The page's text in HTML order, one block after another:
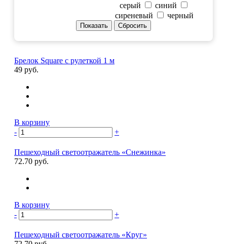
серый
синий
сиреневый
черный
Брелок Square с рулеткой 1 м
49 руб.
В корзину
-
+
Пешеходный светоотражатель «Снежинка»
72.70 руб.
В корзину
-
+
Пешеходный светоотражатель «Круг»